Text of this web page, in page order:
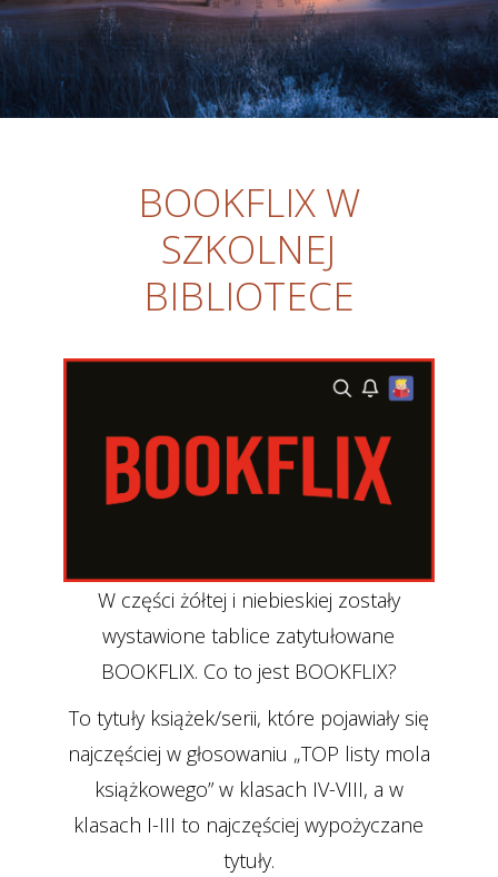
BOOKFLIX W
SZKOLNEJ
BIBLIOTECE
W części żółtej i niebieskiej zostały
wystawione tablice zatytułowane
BOOKFLIX. Co to jest BOOKFLIX?
To tytuły książek/serii, które pojawiały się
najczęściej w głosowaniu „TOP listy mola
książkowego” w klasach IV-VIII, a w
klasach I-III to najczęściej wypożyczane
tytuły.